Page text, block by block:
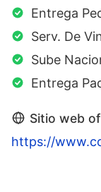
Entrega
Serv. De
Sube
Entrega
Sitio web
https://